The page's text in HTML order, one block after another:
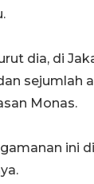
dia, di
sejumlah
Monas.
ini